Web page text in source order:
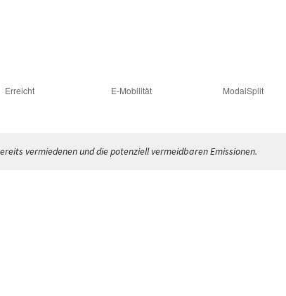
vermiedenen und die potenziell vermeidbaren Emissionen.